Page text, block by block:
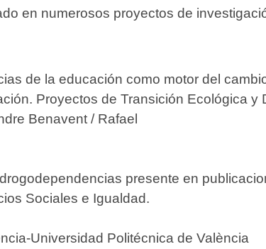
en numerosos proyectos de
de la educación como motor del
Proyectos de Transición Ecológica y
Benavent / Rafael
presente en
Sociales e Igualdad.
Universidad Politécnica de València